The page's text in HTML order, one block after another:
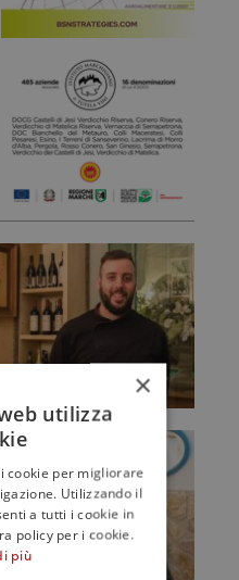
×
utilizza
cookie per migliorare
Utilizzando il
a tutti i cookie in
policy per i cookie.
più